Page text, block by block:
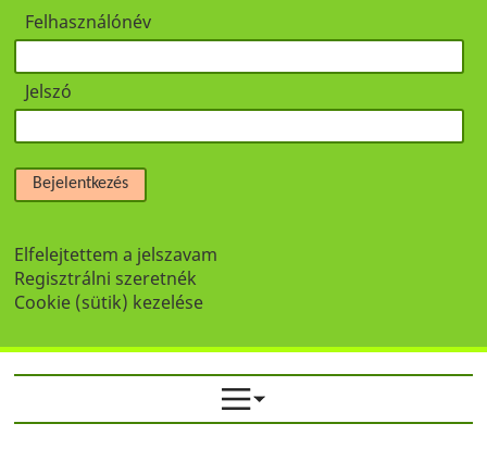
Felhasználónév
Jelszó
Bejelentkezés
Elfelejtettem a jelszavam
Regisztrálni szeretnék
Cookie (sütik) kezelése